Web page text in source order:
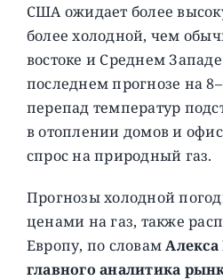
США ожидает более
более холодной, чем
востоке и Среднем
последнем прогнозе на
перепад температур
в отоплении домов и
спрос на природный газ.
Прогнозы холодной
ценами на газ, также
Европу, по словам
главного аналитика